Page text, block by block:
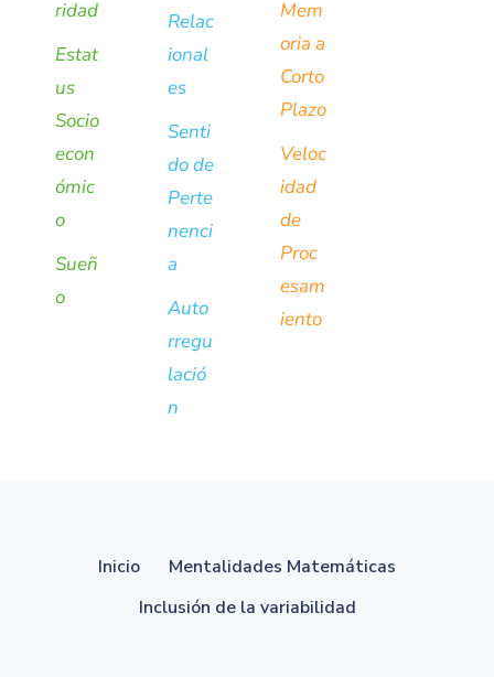
ridad
Estat
us
Socio
econ
ómic
o
Sueñ
o
Relac
ional
es
Senti
do de
Perte
nenci
a
Auto
rregu
lació
n
Mem
oria a
Corto
Plazo
Veloc
idad
de
Proc
esam
iento
Inicio
Mentalidades Matemáticas
Inclusión de la variabilidad